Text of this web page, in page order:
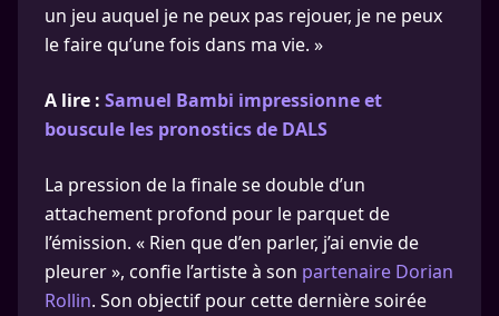
un jeu auquel je ne peux pas rejouer, je ne peux
le faire qu’une fois dans ma vie. »
A lire : Samuel Bambi impressionne et
bouscule les pronostics de DALS
La pression de la finale se double d’un
attachement profond pour le parquet de
l’émission. « Rien que d’en parler, j’ai envie de
pleurer », confie l’artiste à son partenaire Dorian
Rollin. Son objectif pour cette dernière soirée